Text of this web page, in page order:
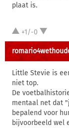
plaat is.
+1/-0
Little Stevie is
niet top.
De
mentaal net dat
bepalend voor
bijvoorbeeld wel